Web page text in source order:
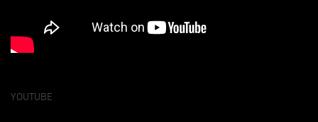
YOUTUBE